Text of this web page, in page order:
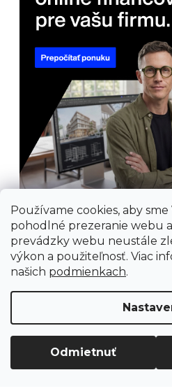
Používame cookies, aby
pohodlné prezeranie webu
prevádzky webu neustále
výkon a použiteľnosť. Viac
našich podmienkach.
Odmietnuť
Vytvoril